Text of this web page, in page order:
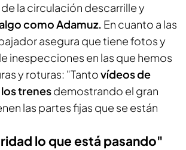
la circulación descarrille y
como Adamuz. En cuanto a las
asegura que tiene fotos y
inespecciones en las que hemos
y roturas: "Tantovídeos de
trenesdemostrando el gran
las partes fijas que se están
lo que está pasando"